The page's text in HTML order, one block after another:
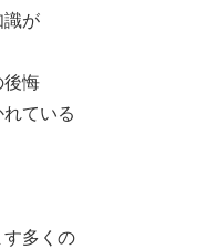
識が
後悔
ている
す多くの